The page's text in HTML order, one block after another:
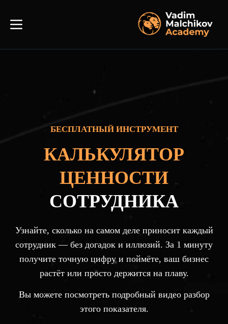
БЕСПЛАТНЫЙ ИНСТРУМЕНТ
КАЛЬКУЛЯТОР
ЦЕННОСТИ
СОТРУДНИКА
Узнайте, сколько на самом деле приносит каждый
сотрудник — без догадок и иллюзий. За 1 минуту
получите точную цифру и поймёте, ваш бизнес
растёт или просто держится на плаву.
Вы можете посмотреть подробный видео разбор
этого показателя.